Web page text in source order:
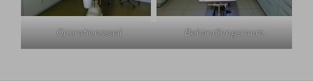
Operationssaal Behandlungsraum